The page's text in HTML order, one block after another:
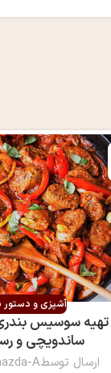
آشپزی و
تهیه سوسیس
ساندویچی و
ارسال توسطA